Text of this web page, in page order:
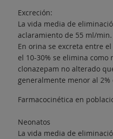
Excreción:
La vida media de
aclaramiento de 55 ml/min.
En orina se excreta entre
el 10-30% se elimina como
clonazepam no alterado
generalmente menor al
Farmacocinética en
Neonatos
La vida media de